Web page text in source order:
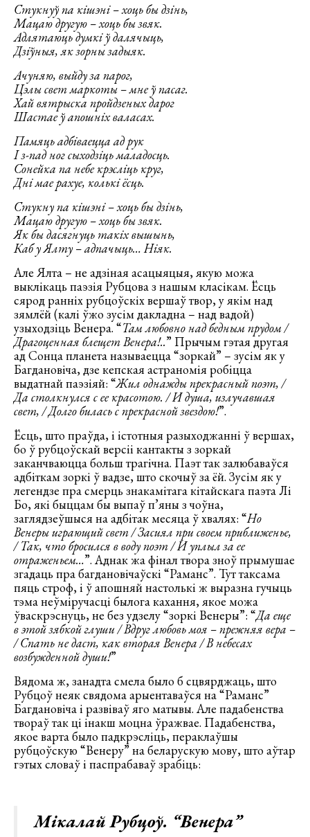
Стукнуў па кішэні – хоць бы дзінь,
Мацаю другую – хоць бы звяк.
Адлятаюць думкі ў далячыць,
Дзіўныя, як зорны задыяк.
Ачуняю, выйду за парог,
Цэлы свет маркоты – мне ў пасаг.
Хай вятрыска пройдзеных дарог
Шастае ў апошніх валасах.
Памяць адбіваецца ад рук
І з-пад ног сыходзіць маладосць.
Сонейка па небе крэсліць круг,
Дні мае рахуе, колькі ёсць.
Стукну па кішэні – хоць бы дзінь,
Мацаю другую – хоць бы звяк.
Як бы дасягнуць такіх вышынь,
Каб у Ялту – адпачыць… Ніяк.
Але Ялта – не адзіная асацыяцыя, якую можа
выклікаць паэзія Рубцова з нашым класікам. Ёсць
сярод ранніх рубцоўскіх вершаў твор, у якім над
зямлёй (калі ўжо зусім дакладна – над вадой)
узыходзіць Венера. “Там любовно над бедным прудом /
Драгоценная блещет Венера!..” Прычым гэтая другая
ад Сонца планета называецца “зоркай” – зусім як у
Багдановіча, дзе кепская астраномія робіцца
выдатнай паэзіяй: “Жил однажды прекрасный поэт, /
Да столкнулся с ее красотою. / И душа, излучавшая
свет, / Долго билась с прекрасной звездою!”.
Ёсць, што праўда, і істотныя разыходжанні ў вершах,
бо ў рубцоўскай версіі кантакты з зоркай
заканчваюцца больш трагічна. Паэт так залюбаваўся
адбіткам зоркі ў вадзе, што скочыў за ёй. Зусім як у
легендзе пра смерць знакамітага кітайскага паэта Лі
Бо, які быццам бы выпаў п’яны з чоўна,
заглядзеўшыся на адбітак месяца ў хвалях: “Но
Венеры играющий свет / Засиял при своем приближенье,
/ Так, что бросился в воду поэт / И уплыл за ее
отраженьем…”. Аднак жа фінал твора зноў прымушае
згадаць пра багдановічаўскі “Раманс”. Тут таксама
пяць строф, і ў апошняй настолькі ж выразна гучыць
тэма неўміручасці былога кахання, якое можа
ўваскрэснуць, не без удзелу “зоркі Венеры”: “Да еще
в этой зябкой глуши / Вдруг любовь моя – прежняя вера –
/ Спать не даст, как вторая Венера / В небесах
возбужденной души!”
Вядома ж, занадта смела было б сцвярджаць, што
Рубцоў неяк свядома арыентаваўся на “Раманс”
Багдановіча і развіваў яго матывы. Але падабенства
твораў так ці інакш моцна ўражвае. Падабенства,
якое варта было падкрэсліць, пераклаўшы
рубцоўскую “Венеру” на беларускую мову, што аўтар
гэтых словаў і паспрабаваў зрабіць:
Мікалай Рубцоў. “Венера”